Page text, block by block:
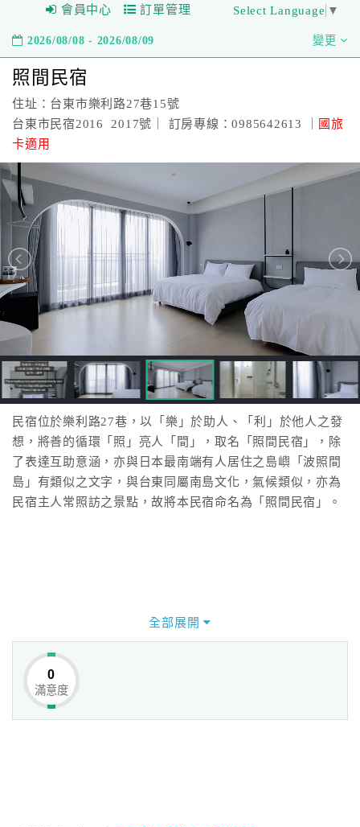
會員中心 訂單管理 Select Language ▼
2026/08/08 - 2026/08/09 變更
照間民宿
住址：台東市樂利路27巷15號
台東市民宿2016 2017號｜ 訂房專線：0985642613 ｜
國旅
卡適用
民宿位於樂利路27巷，以「樂」於助人、「利」於他人之發
想，將善的循環「照」亮人「間」，取名「照間民宿」，除
了表達互助意涵，亦與日本最南端有人居住之島嶼「波照間
島」有類似之文字，與台東同屬南島文化，氣候類似，亦為
民宿主人常照訪之景點，故將本民宿命名為「照間民宿」。
全部展開
0
滿意度